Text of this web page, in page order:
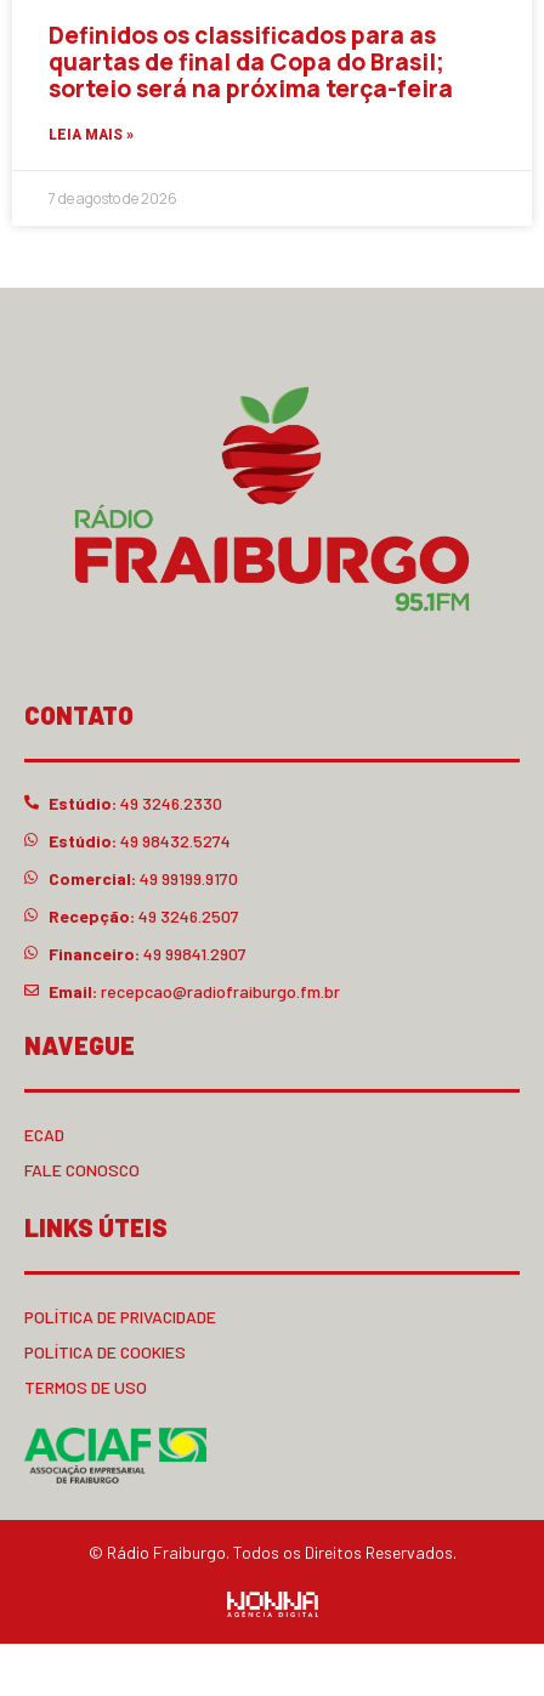
Definidos os classificados para as
quartas de final da Copa do Brasil;
sorteio será na próxima terça-feira
LEIA MAIS »
7 de agosto de 2026
CONTATO
Estúdio: 49 3246.2330
Estúdio: 49 98432.5274
Comercial: 49 99199.9170
Recepção: 49 3246.2507
Financeiro: 49 99841.2907
Email: recepcao@radiofraiburgo.fm.br
NAVEGUE
ECAD
FALE CONOSCO
LINKS ÚTEIS
POLÍTICA DE PRIVACIDADE
POLÍTICA DE COOKIES
TERMOS DE USO
© Rádio Fraiburgo. Todos os Direitos Reservados.